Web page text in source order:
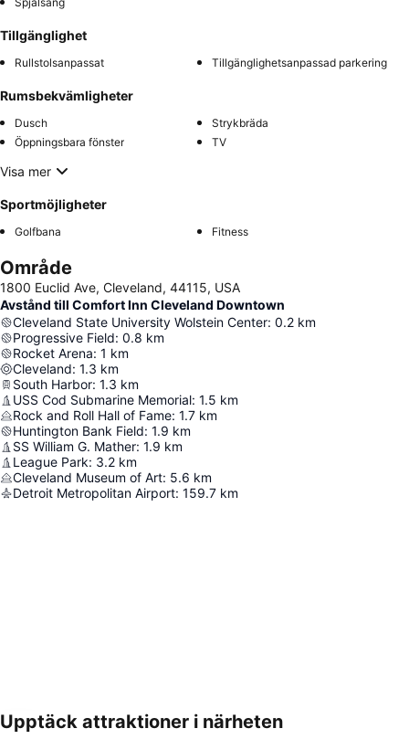
Tillgänglighet
Rullstolsanpassat Tillgänglighetsanpassad parkering
Rumsbekvämligheter
Dusch
Strykbräda
Öppningsbara fönster
TV
Visa mer
Sportmöjligheter
Golfbana Fitness
Område
1800 Euclid Ave, Cleveland, 44115, USA
Avstånd till Comfort Inn Cleveland Downtown
Cleveland State University Wolstein Center: 0.2 km
Progressive Field: 0.8 km
Rocket Arena: 1 km
Cleveland: 1.3 km
South Harbor: 1.3 km
USS Cod Submarine Memorial: 1.5 km
Rock and Roll Hall of Fame: 1.7 km
Huntington Bank Field: 1.9 km
SS William G. Mather: 1.9 km
League Park: 3.2 km
Cleveland Museum of Art: 5.6 km
Detroit Metropolitan Airport: 159.7 km
Förstora kartan
Upptäck attraktioner i närheten